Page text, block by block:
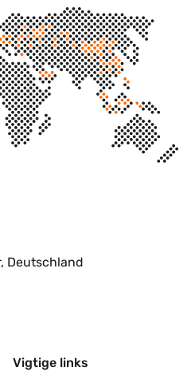
Deutschland
Vigtige links